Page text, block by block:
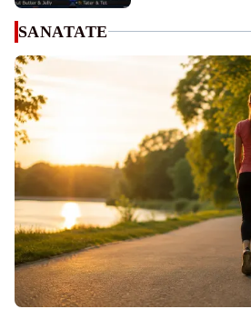
SANATATE